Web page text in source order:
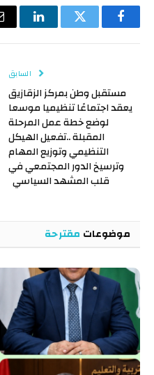
فيسبوكتويتر لينكدإن
السابق
مستقبل وطن بمركز الزقازيق
يعقد اجتماعًا تنظيميا موسعا
لوضع خطة عمل المرحلة
المقبلة ..تفعيل الهيكل
التنظيمي وتوزيع المهام
وترسيخ الدور المجتمعي في
قلب المشهد السياسي
موضوعات مقترحة